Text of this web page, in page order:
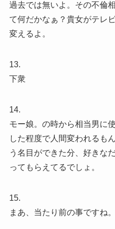
過去では無いよ。その不倫
て何だかなぁ？貴女がテレ
変えるよ。
13.
下衆
14.
モー娘。の時から相当男に
した程度で人間変われるも
う名目ができた分、好きな
ってもらえてるでしょ。
15.
まあ、当たり前の事ですね。